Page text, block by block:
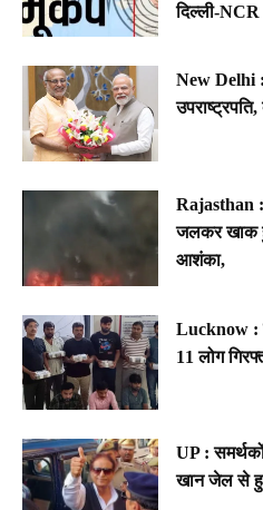
दिल्ली-
New Delhi
Rajasthan
जलकर खाक
आशंका,
Lucknow :
11 लोग
UP :
खान जेल से